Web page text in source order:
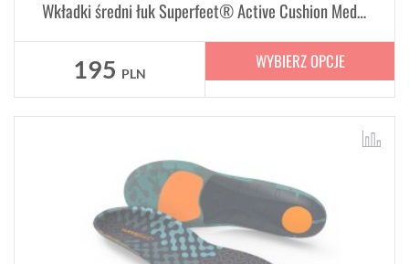
Wkładki średni łuk Superfeet® Active Cushion Medium Arch
195 PLN
WYBIERZ OPCJE